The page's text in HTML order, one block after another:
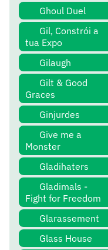
Ghoul Duel
Gil, Constrói a
tua Expo
Gilaugh
Gilt & Good
Graces
Ginjurdes
Give me a
Monster
Gladihaters
Gladimals -
Fight for Freedom
Glarassement
Glass House